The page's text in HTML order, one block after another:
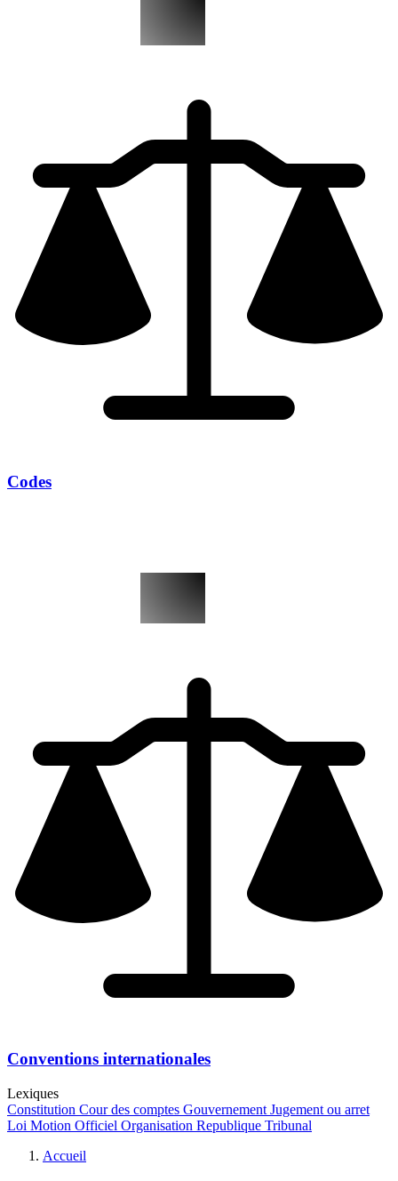
Codes
Conventions internationales
Lexiques
Constitution Cour des comptes Gouvernement Jugement ou arret
Loi Motion Officiel Organisation Republique Tribunal
Accueil